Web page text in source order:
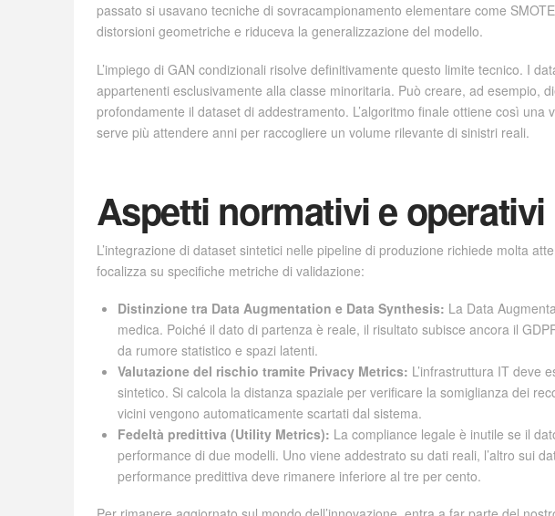
passato si usavano tecniche di sovracampionamento elementare come
distorsioni geometriche e riduceva la generalizzazione del modello.
L’impiego di GAN condizionali risolve definitivamente questo limite tecnico. I
appartenenti esclusivamente alla classe minoritaria. Può creare, ad esempio,
profondamente il dataset di addestramento. L’algoritmo finale ottiene così
serve più attendere anni per raccogliere un volume rilevante di sinistri reali.
Aspetti normativi e
L’integrazione di dataset sintetici nelle pipeline di produzione richiede molta
focalizza su specifiche metriche di validazione:
Distinzione tra Data Augmentation e Data Synthesis: La Data
medica. Poiché il dato di partenza è reale, il risultato subisce ancora il
da rumore statistico e spazi latenti.
Valutazione del rischio tramite Privacy Metrics: L’infrastruttura IT deve
sintetico. Si calcola la distanza spaziale per verificare la somiglianza dei
vicini vengono automaticamente scartati dal sistema.
Fedeltà predittiva (Utility Metrics): La compliance legale è inutile se il
performance di due modelli. Uno viene addestrato su dati reali, l’altro sui
performance predittiva deve rimanere inferiore al tre per cento.